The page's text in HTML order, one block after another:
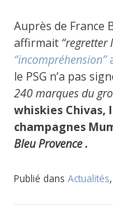
Auprès de France
affirmait “regretter
“incompréhension”
le PSG n’a pas
240 marques du
whiskies Chivas,
champagnes
Bleu Provence .
Publié dans Actualités,